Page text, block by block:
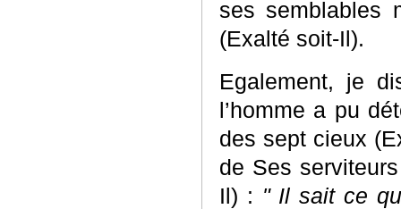
ses semblables
(Exalté soit-Il).
Egalement, je
l’homme a pu
des sept cieux
de Ses
Il) : " Il sait ce